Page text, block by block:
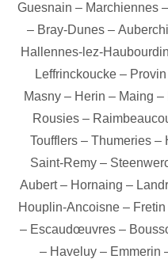
Guesnain – Marchiennes–
– Bray-Dunes –
Hallennes-lez-Haubourdin
Leffrinckoucke– Provin
Masny– Herin – Maing –
Rousies –
Toufflers – Thumeries –
Saint-Remy –
Aubert– Hornaing –
Houplin-Ancoisne – Fretin
– Escaudœuvres –
– Haveluy– Emmerin